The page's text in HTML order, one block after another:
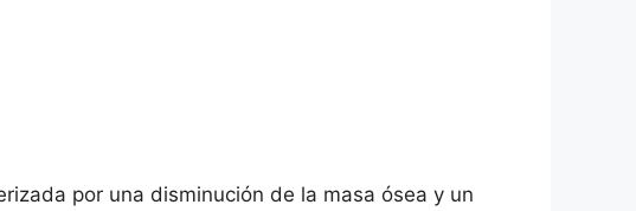
por una disminución de la masa ósea y un